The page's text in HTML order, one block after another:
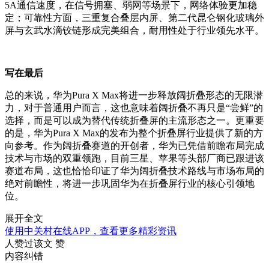
5A通信速度，在信号拥塞、弱网等场景下，网络体验更加稳
定；可靠性方面，三重复合叠层内屏、第二代昆仑钢化玻璃外
屏与玄武水滴铰链形成完美组合，耐用性处于行业领先水平。
写在最后
总的来说，华为Pura X Max将进一步释放阔折叠形态的无限潜
力，对于普通用户而言，这也意味着阔折叠不再只是“尝鲜”的
选择，而是可以成为替代传统折叠屏的主流形态之一。更重要
的是，华为Pura X Max的发布为整个折叠屏行业提供了新的方
向参考。作为阔折叠赛道的开创者，华为已凭借前瞻布局完成
技术与市场的双重领跑，目前三星、苹果等头部厂商已跟进该
赛道布局，这也恰恰印证了华为阔折叠技术路线与市场布局的
绝对前瞻性，将进一步巩固华为在折叠屏行业的核心引领地
位。
展开全文
使用中关村在线APP，查看更多精彩资讯
人赞过该文 赞
内容纠错